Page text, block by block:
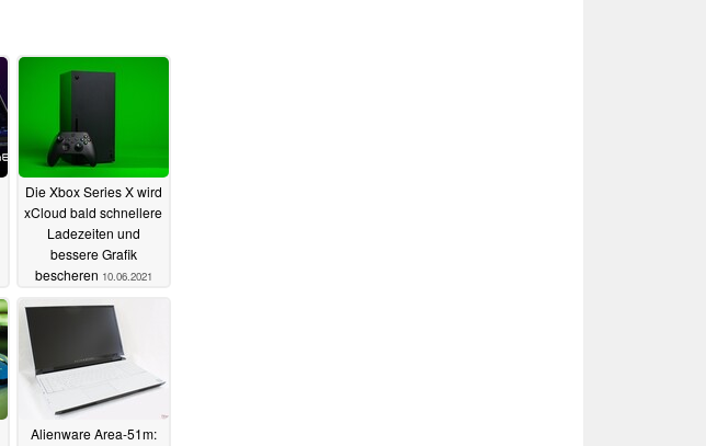
Die Xbox Series X wird
xCloud bald schnellere
Ladezeiten und
bessere Grafik
bescheren 10.06.2021
Alienware Area-51m: